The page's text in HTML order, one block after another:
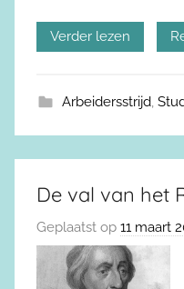
Verder lezen
Arbeidersstrijd,
De val van het
Geplaatst op 11 maart